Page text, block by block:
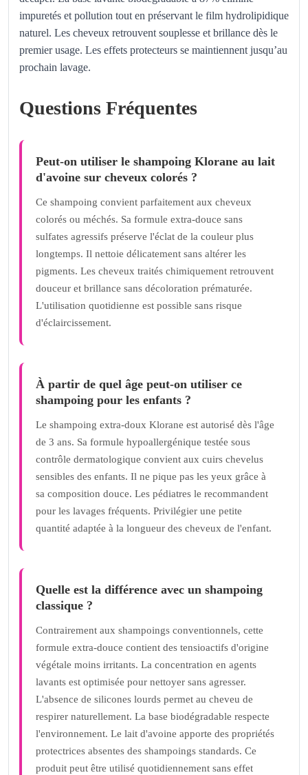
impuretés et pollution tout en préservant le film hydrolipidique
naturel. Les cheveux retrouvent souplesse et brillance dès le
premier usage. Les effets protecteurs se maintiennent jusqu’au
prochain lavage.
Questions Fréquentes
Peut-on utiliser le shampoing Klorane au lait
d'avoine sur cheveux colorés ?
Ce shampoing convient parfaitement aux cheveux
colorés ou méchés. Sa formule extra-douce sans
sulfates agressifs préserve l'éclat de la couleur plus
longtemps. Il nettoie délicatement sans altérer les
pigments. Les cheveux traités chimiquement retrouvent
douceur et brillance sans décoloration prématurée.
L'utilisation quotidienne est possible sans risque
d'éclaircissement.
À partir de quel âge peut-on utiliser ce
shampoing pour les enfants ?
Le shampoing extra-doux Klorane est autorisé dès l'âge
de 3 ans. Sa formule hypoallergénique testée sous
contrôle dermatologique convient aux cuirs chevelus
sensibles des enfants. Il ne pique pas les yeux grâce à
sa composition douce. Les pédiatres le recommandent
pour les lavages fréquents. Privilégier une petite
quantité adaptée à la longueur des cheveux de l'enfant.
Quelle est la différence avec un shampoing
classique ?
Contrairement aux shampoings conventionnels, cette
formule extra-douce contient des tensioactifs d'origine
végétale moins irritants. La concentration en agents
lavants est optimisée pour nettoyer sans agresser.
L'absence de silicones lourds permet au cheveu de
respirer naturellement. La base biodégradable respecte
l'environnement. Le lait d'avoine apporte des propriétés
protectrices absentes des shampoings standards. Ce
produit peut être utilisé quotidiennement sans effet